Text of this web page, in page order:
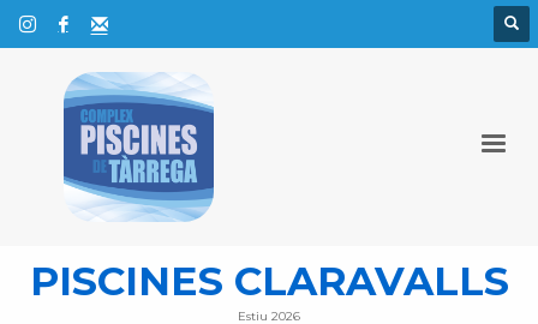
PISCINES CLARAVALLS
Estiu 2026